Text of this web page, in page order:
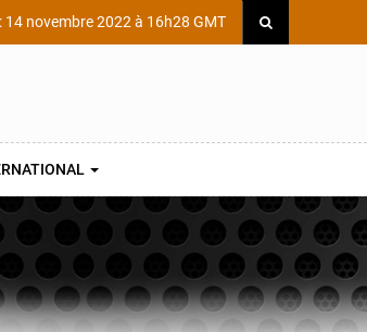
14 novembre 2022 à 16h28 GMT